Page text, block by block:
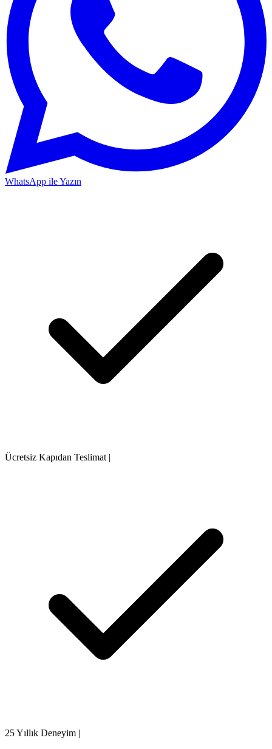
WhatsApp ile Yazın
Ücretsiz Kapıdan Teslimat |
25 Yıllık Deneyim |